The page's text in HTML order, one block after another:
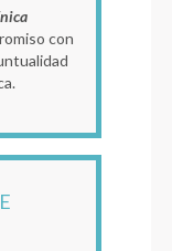
con